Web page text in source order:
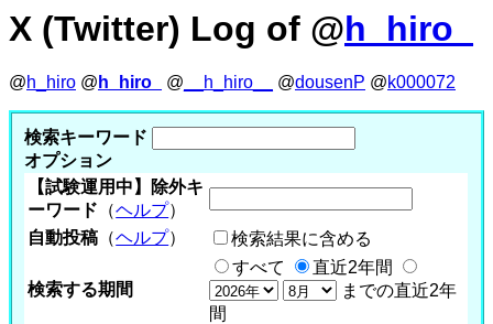
X (Twitter) Log of @h_hiro_
@h_hiro @ h_hiro_ @ __h_hiro__ @dousenP @k000072
検索キーワード
オプション
【試験運用中】除外キ
ーワード （ヘルプ）
自動投稿 （ヘルプ） 検索結果に含める
検索する期間
すべて
直近2年間
までの直近2年
間